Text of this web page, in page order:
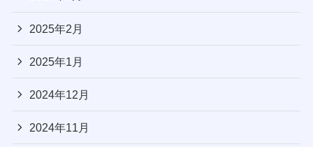
2025年2月
2025年1月
2024年12月
2024年11月